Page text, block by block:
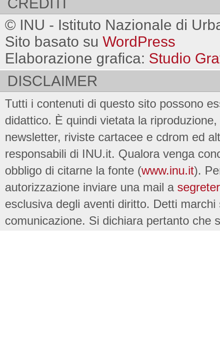
CREDITI
© INU - Istituto Nazionale di
Sito basato su WordPress
Elaborazione grafica: Studio
DISCLAIMER
Tutti i contenuti di questo sito possono
didattico. È quindi vietata la
newsletter, riviste cartacee e cdrom ed
responsabili di INU.it. Qualora venga
obbligo di citarne la fonte (www.inu.it).
autorizzazione inviare una mail a
esclusiva degli aventi diritto. Detti
comunicazione. Si dichiara pertanto che